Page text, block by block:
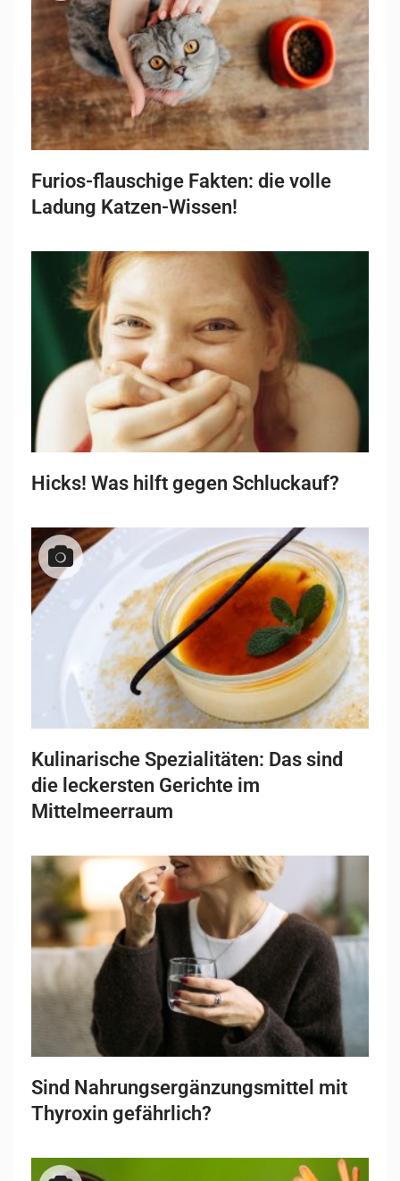
Furios-flauschige Fakten: die volle
Ladung Katzen-Wissen!
Hicks! Was hilft gegen Schluckauf?
Kulinarische Spezialitäten: Das sind
die leckersten Gerichte im
Mittelmeerraum
Sind Nahrungsergänzungsmittel mit
Thyroxin gefährlich?